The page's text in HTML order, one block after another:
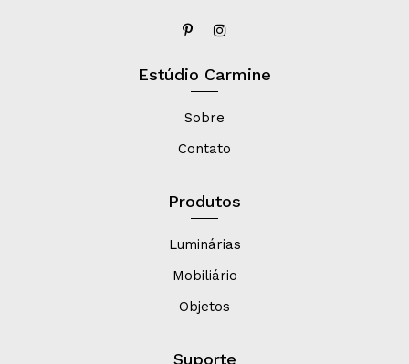
Estúdio Carmine
Sobre
Contato
Produtos
Luminárias
Mobiliário
Objetos
Suporte